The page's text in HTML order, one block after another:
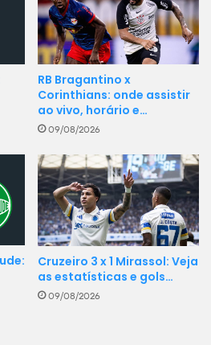
RB Bragantino x
Corinthians: onde assistir
ao vivo, horário e…
09/08/2026
Cruzeiro 3 x 1 Mirassol: Veja
as estatísticas e gols…
09/08/2026